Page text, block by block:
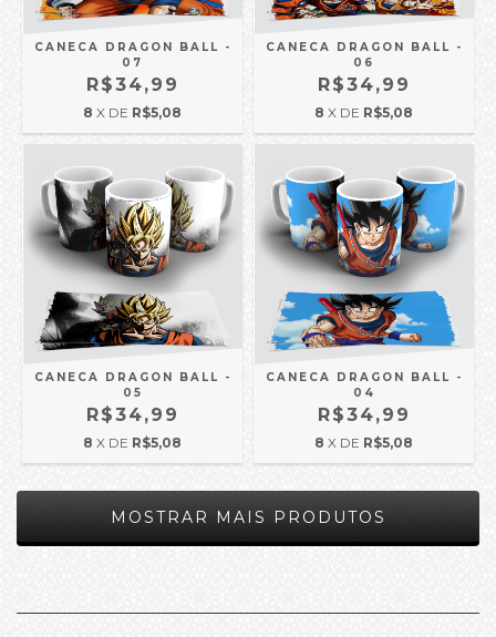
CANECA DRAGON BALL -
07
R$34,99
8 X DE R$5,08
CANECA DRAGON BALL -
06
R$34,99
8 X DE R$5,08
CANECA DRAGON BALL -
05
R$34,99
8 X DE R$5,08
CANECA DRAGON BALL -
04
R$34,99
8 X DE R$5,08
MOSTRAR MAIS PRODUTOS